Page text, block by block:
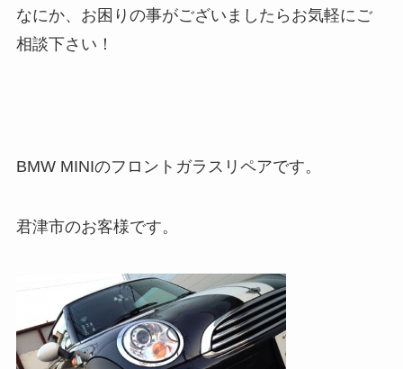
なにか、お困りの事がございましたらお気軽にご
相談下さい！
BMW MINIのフロントガラスリペアです。
君津市のお客様です。